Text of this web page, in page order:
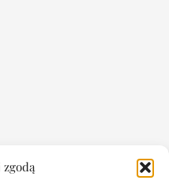
zgodą